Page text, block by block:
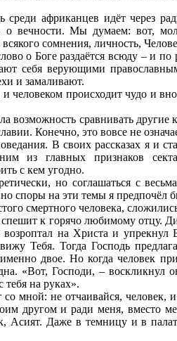
среди африканцев идёт через
вечности. Мы думаем: вот,
сомнения, личность,
о Боге раздаётся всюду – и
себя верующими
и замаливают.
человеком происходит чудо и
сравнивать другие
Конечно, это вовсе не
В своих рассказах я и
из главных признаков
с кем угодно.
но соглашаться с
споры на эти темы я предпочёл
смертного человека,
к горячо любимому отцу.
возроптал на Христа и
Тебя. Тогда Господь
двое. Но когда человек
«Вот, Господи, – воскликнул
на руках».
мной: не отчаивайся,
другом и ради меня, вместо
Асият. Даже в темницу и в